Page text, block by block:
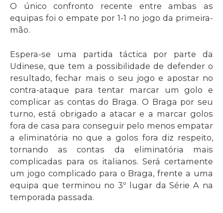
O único confronto recente entre ambas as
equipas foi o empate por 1-1 no jogo da primeira-
mão.
Espera-se uma partida táctica por parte da
Udinese, que tem a possibilidade de defender o
resultado, fechar mais o seu jogo e apostar no
contra-ataque para tentar marcar um golo e
complicar as contas do Braga. O Braga por seu
turno, está obrigado a atacar e a marcar golos
fora de casa para conseguir pelo menos empatar
a eliminatória no que a golos fora diz respeito,
tornando as contas da eliminatória mais
complicadas para os italianos. Será certamente
um jogo complicado para o Braga, frente a uma
equipa que terminou no 3º lugar da Série A na
temporada passada.